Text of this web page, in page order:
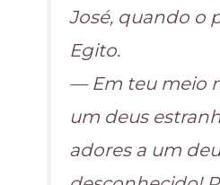
José, quando o
Egito.
— Em teu meio
um deus
adores a um